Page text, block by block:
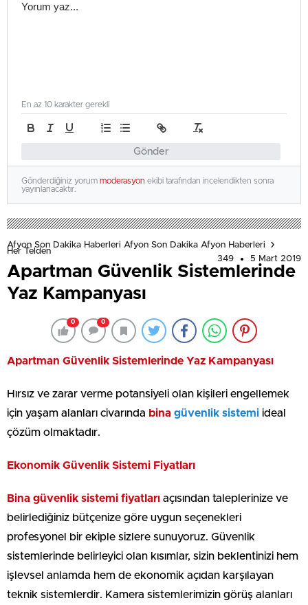
Gönder
En az 10 karakter gerekli
Gönderdiğiniz yorum moderasyon ekibi tarafından incelendikten sonra
yayınlanacaktır.
Afyon Son Dakika Haberleri Afyon Son Dakika Afyon Haberleri
Her Telden
349
5 Mart 2019
Apartman Güvenlik Sistemlerinde
Yaz Kampanyası
0 0
Apartman Güvenlik Sistemlerinde Yaz Kampanyası
Hırsız ve zarar verme potansiyeli olan kişileri engellemek
için yaşam alanları civarında bina güvenlik sistemi ideal
çözüm olmaktadır.
Ekonomik Güvenlik Sistemi Fiyatları
Bina güvenlik sistemi fiyatları açısından taleplerinize ve
belirlediğiniz bütçenize göre uygun seçenekleri
profesyonel bir ekiple sizlere sunuyoruz. Güvenlik
sistemlerinde belirleyici olan kısımlar, sizin beklentinizi hem
işlevsel anlamda hem de ekonomik açıdan karşılayan
teknik sistemlerdir. Kamera sistemlerimizin görüş alanları